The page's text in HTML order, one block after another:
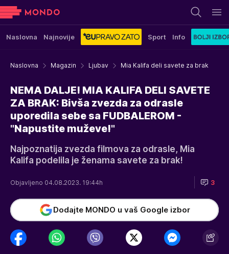
Naslovna Najnovije Sport Info
Naslovna Magazin Ljubav Mia Kalifa deli savete za brak
NEMA DALJE! MIA KALIFA DELI SAVETE
ZA BRAK: Bivša zvezda za odrasle
uporedila sebe sa FUDBALEROM -
"Napustite muževe!"
Najpoznatija zvezda filmova za odrasle, Mia
Kalifa podelila je ženama savete za brak!
Objavljeno 04.08.2023. 19:44h 3
Dodajte MONDO u vaš Google izbor